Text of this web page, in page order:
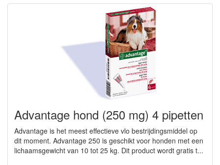
Advantage hond (250 mg) 4 pipetten
Advantage is het meest effectieve vlo bestrijdingsmiddel op
dit moment. Advantage 250 is geschikt voor honden met een
lichaamsgewicht van 10 tot 25 kg. Dit product wordt gratis t...